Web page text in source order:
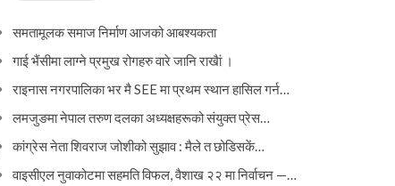
समतामूलक समाज निर्माण आजको आबश्यकता
गाई भैंसीमा लाग्ने प्रमुख रोगहरु वारे जानि राखैां ।
राइनास नगरपालिका भर मै SEE मा प्रथम स्थान हासिल गर्न…
लमजुङमा नेपाल तरुण दलका अध्यक्षहरूको संयुक्त प्रेस…
कांग्रेस नेता शिवराज जोशीको सुझाव : मैले त छोडिसकें…
वाइसीएल नुवाकोटमा सहमति विफल, वैशाख २२ मा निर्वाचन —…